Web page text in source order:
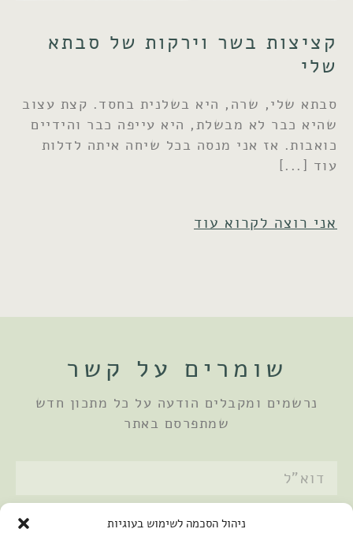
ניהול הסכמה לשימוש בעוגיות
קציצות בשר וירקות של סבתא
שלי
סבתא שלי, שרה, היא בשלנית בחסד. קצת עצוב
שהיא כבר לא מבשלת, היא עייפה כבר והידיים
כואבות. אז אני מנסה בכל שיחה איתה לדלות
עוד
אני רוצה לקרוא עוד
שומרים על קשר
נרשמים ומקבלים הודעה על כל מתכון חדש
שמתפרסם באתר
אני מאשר/ת אתמדיניות הפרטיות